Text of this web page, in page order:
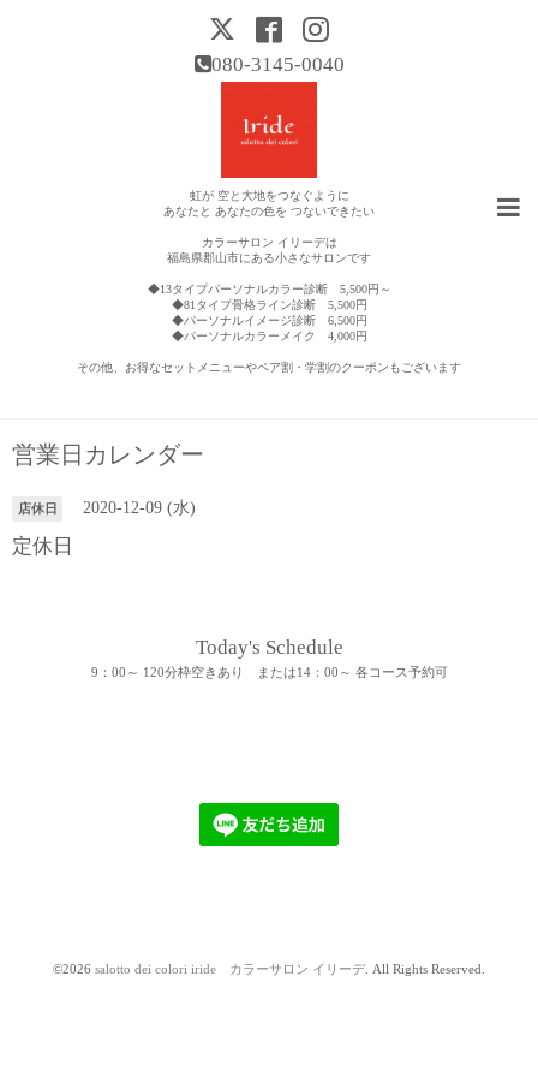
080-3145-0040
虹が 空と大地をつなぐように
あなたと あなたの色を つないできたい
カラーサロン イリーデは
福島県郡山市にある小さなサロンです
◆13タイプパーソナルカラー診断 5,500円～
◆81タイプ骨格ライン診断 5,500円
◆パーソナルイメージ診断 6,500円
◆パーソナルカラーメイク 4,000円
その他、お得なセットメニューやペア割・学割のクーポンもございます
営業日カレンダー
店休日 2020-12-09 (水)
定休日
Today's Schedule
9：00～ 120分枠空きあり または14：00～ 各コース予約可
©2026 salotto dei colori iride カラーサロン イリーデ. All Rights Reserved.